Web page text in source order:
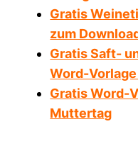
Gratis
zum
Gratis Saft-
Word-
Gratis Word-
Muttertag